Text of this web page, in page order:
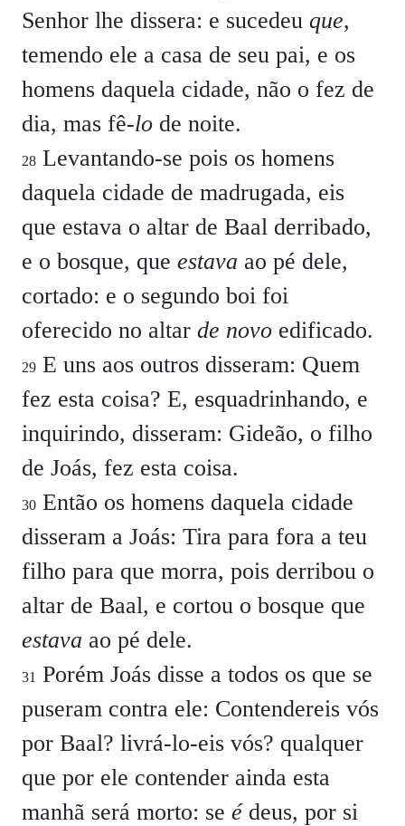
Senhor lhe dissera: e sucedeu que,
temendo ele a casa de seu pai, e os
homens daquela cidade, não o fez de
dia, mas fê-lo de noite.
28 Levantando-se pois os homens
daquela cidade de madrugada, eis
que estava o altar de Baal derribado,
e o bosque, que estava ao pé dele,
cortado: e o segundo boi foi
oferecido no altar de novo edificado.
29 E uns aos outros disseram: Quem
fez esta coisa? E, esquadrinhando, e
inquirindo, disseram: Gideão, o filho
de Joás, fez esta coisa.
30 Então os homens daquela cidade
disseram a Joás: Tira para fora a teu
filho para que morra, pois derribou o
altar de Baal, e cortou o bosque que
estava ao pé dele.
31 Porém Joás disse a todos os que se
puseram contra ele: Contendereis vós
por Baal? livrá-lo-eis vós? qualquer
que por ele contender ainda esta
manhã será morto: se édeus, por si